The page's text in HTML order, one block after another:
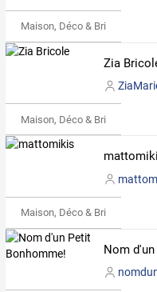
Maison, Déco & Bricolage
Zia
Maison, Déco & Bricolage
Maison, Déco & Bricolage